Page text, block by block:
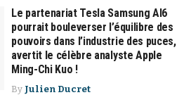
Le partenariat Tesla Samsung AI6
pourrait bouleverser l’équilibre des
pouvoirs dans l’industrie des puces,
avertit le célèbre analyste Apple
Ming-Chi Kuo !
By Julien Ducret